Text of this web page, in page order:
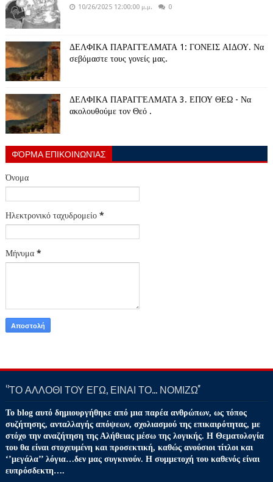
10/26/2025 12:00:00 μ.μ. 0
ΔΕΛΦΙΚΑ ΠΑΡΑΓΓΕΛΜΑΤΑ 1: ΓΟΝΕΙΣ ΑΙΔΟΥ. Να
σεβόμαστε τους γονείς μας.
ΔΕΛΦΙΚΑ ΠΑΡΑΓΓΕΛΜΑΤΑ 3. ΕΠΟΥ ΘΕΩ - Να
ακολουθούμε τον Θεό .
ΦΌΡΜΑ ΕΠΙΚΟΙΝΩΝΊΑΣ
Όνομα
Ηλεκτρονικό ταχυδρομείο *
Μήνυμα *
‘’ΤΟ ΑΛΛΟΘΙ ΤΟΥ ΕΓΩ, ΕΙΝΑΙ ΤΟ… ΝΟΜΙΖΩ''
Το blog αυτό δημιουργήθηκε από μια παρέα ανθρώπων, ως τόπος
συζήτησης, ανταλλαγής απόψεων, σχολιασμού της επικαιρότητας, με
στόχο την αναζήτηση της Αλήθειας μέσω της λογικής. Η Θεματολογία
του θα είναι στοχευμένη και προσεκτική, καθώς ανούσιοι τίτλοι και
‘’μεγάλα’’ λόγια…δεν μας συγκινούν. Η συμμετοχή του καθενός είναι
ευπρόσδεκτη….